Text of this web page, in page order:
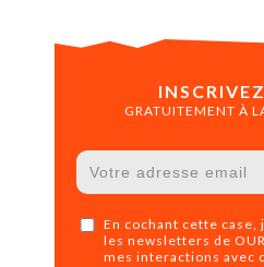
GRATUITEMENT À
En cochant cette
les newsletters de
mes interactions avec